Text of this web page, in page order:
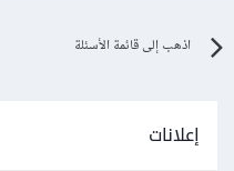
اذهب إلى قائمة الأسئلة
إعلانات